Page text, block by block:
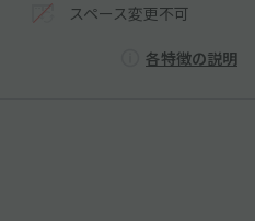
スペース変更不可
各特徴の説明